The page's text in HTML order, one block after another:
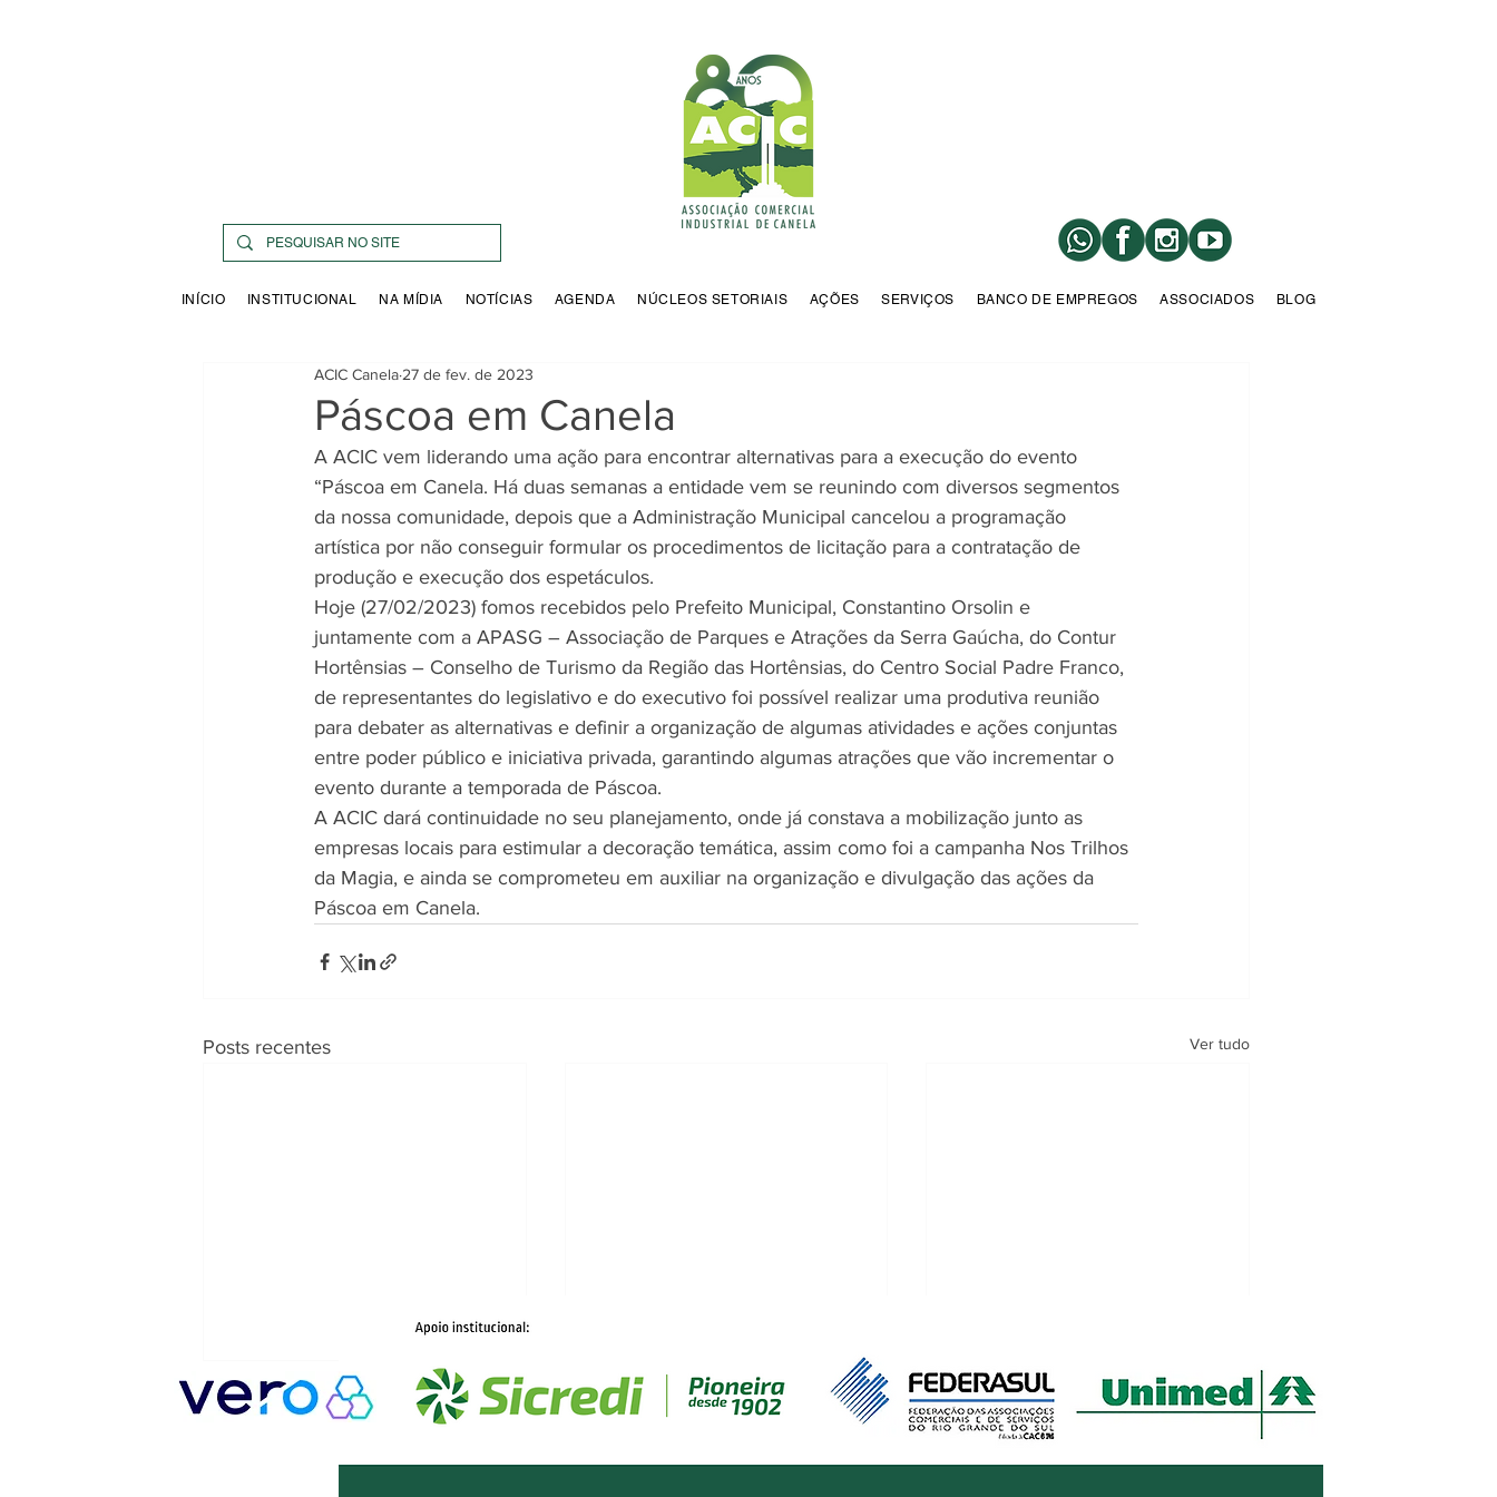
INÍCIO INSTITUCIONAL NA MÍDIA NOTÍCIAS AGENDA NÚCLEOS SETORIAIS AÇÕES SERVIÇOS BANCO DE EMPREGOS ASSOCIADOS BLOG
Páscoa em Canela
ACIC Canela 27 de fev. de 2023
A ACIC vem liderando uma ação para encontrar alternativas para a execução do evento
“Páscoa em Canela. Há duas semanas a entidade vem se reunindo com diversos segmentos
da nossa comunidade, depois que a Administração Municipal cancelou a programação
artística por não conseguir formular os procedimentos de licitação para a contratação de
produção e execução dos espetáculos.
Hoje (27/02/2023) fomos recebidos pelo Prefeito Municipal, Constantino Orsolin e
juntamente com a APASG – Associação de Parques e Atrações da Serra Gaúcha, do Contur
Hortênsias – Conselho de Turismo da Região das Hortênsias, do Centro Social Padre Franco,
de representantes do legislativo e do executivo foi possível realizar uma produtiva reunião
para debater as alternativas e definir a organização de algumas atividades e ações conjuntas
entre poder público e iniciativa privada, garantindo algumas atrações que vão incrementar o
evento durante a temporada de Páscoa.
A ACIC dará continuidade no seu planejamento, onde já constava a mobilização junto as
empresas locais para estimular a decoração temática, assim como foi a campanha Nos Trilhos
da Magia, e ainda se comprometeu em auxiliar na organização e divulgação das ações da
Páscoa em Canela.
Posts recentes Ver tudo